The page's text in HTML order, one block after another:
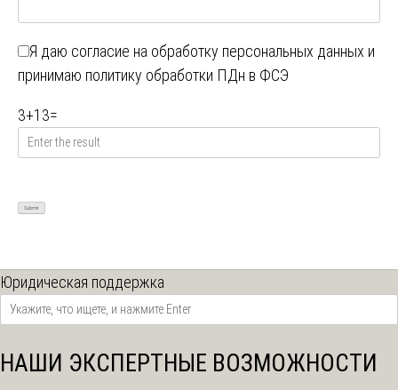
Я даю согласие на обработку персональных данных и
принимаю политику обработки ПДн в ФСЭ
3+13=
Юридическая поддержка
НАШИ ЭКСПЕРТНЫЕ ВОЗМОЖНОСТИ